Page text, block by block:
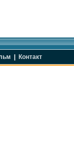
Контакт